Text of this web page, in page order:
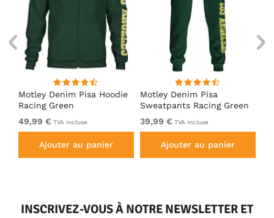
Motley Denim Pisa Hoodie
Racing Green
49,99 € TVA incluse
Ajouter au panier
Motley Denim Pisa
Sweatpants Racing Green
39,99 € TVA incluse
Ajouter au panier
INSCRIVEZ-VOUS À NOTRE NEWSLETTER ET